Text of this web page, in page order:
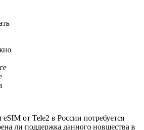
от Tele2 в России потребуется
ли поддержка данного новшества в